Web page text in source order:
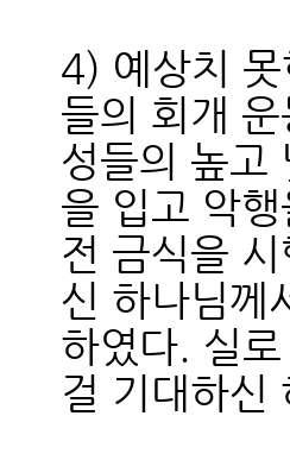
4) 예상치
들의 회개
성들의 높고
을 입고 악
전 금식을
신 하나님께
하였다. 실
걸 기대하